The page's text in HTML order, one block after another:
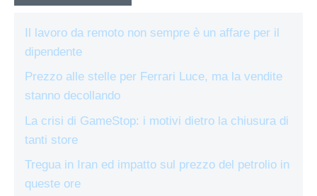
Il lavoro da remoto non sempre è un affare per il
dipendente
Prezzo alle stelle per Ferrari Luce, ma la vendite
stanno decollando
La crisi di GameStop: i motivi dietro la chiusura di
tanti store
Tregua in Iran ed impatto sul prezzo del petrolio in
queste ore